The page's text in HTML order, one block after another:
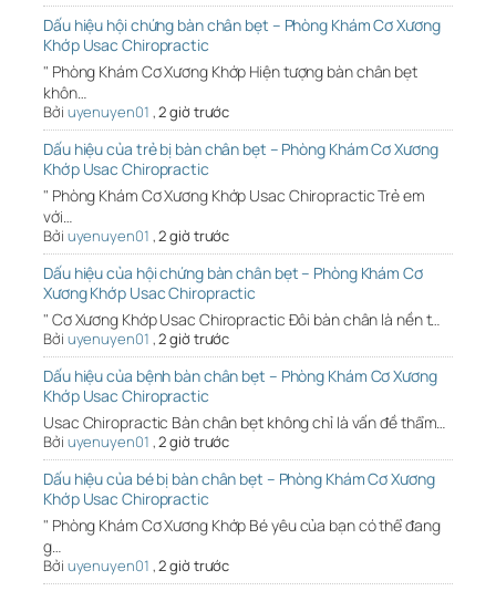
Dấu hiệu hội chứng bàn chân bẹt – Phòng Khám Cơ Xương
Khớp Usac Chiropractic
" Phòng Khám Cơ Xương Khớp Hiện tượng bàn chân bẹt
khôn…
Bởi uyenuyen01 ,2 giờ trước
Dấu hiệu của trẻ bị bàn chân bẹt – Phòng Khám Cơ Xương
Khớp Usac Chiropractic
" Phòng Khám Cơ Xương Khớp Usac Chiropractic Trẻ em
với…
Bởi uyenuyen01 ,2 giờ trước
Dấu hiệu của hội chứng bàn chân bẹt – Phòng Khám Cơ
Xương Khớp Usac Chiropractic
" Cơ Xương Khớp Usac Chiropractic Đôi bàn chân là nền t…
Bởi uyenuyen01 ,2 giờ trước
Dấu hiệu của bệnh bàn chân bẹt – Phòng Khám Cơ Xương
Khớp Usac Chiropractic
Usac Chiropractic Bàn chân bẹt không chỉ là vấn đề thẩm…
Bởi uyenuyen01 ,2 giờ trước
Dấu hiệu của bé bị bàn chân bẹt – Phòng Khám Cơ Xương
Khớp Usac Chiropractic
" Phòng Khám Cơ Xương Khớp Bé yêu của bạn có thể đang
g…
Bởi uyenuyen01 ,2 giờ trước